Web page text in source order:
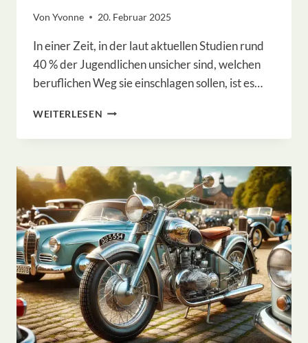
Von Yvonne 20. Februar 2025
In einer Zeit, in der laut aktuellen Studien rund
40 % der Jugendlichen unsicher sind, welchen
beruflichen Weg sie einschlagen sollen, ist es…
WEITERLESEN PRAKTIKUM
HEUMANN
FÜR
NACHWUCHSTALENTEN